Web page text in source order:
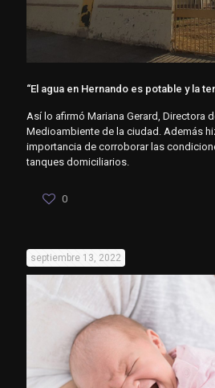
“El agua en Hernando es potable y la
Así lo afirmó Mariana Gerard, Directora
Medioambiente de la ciudad. Además
importancia de corroborar las
tanques domiciliarios.
0
septiembre 13, 2022